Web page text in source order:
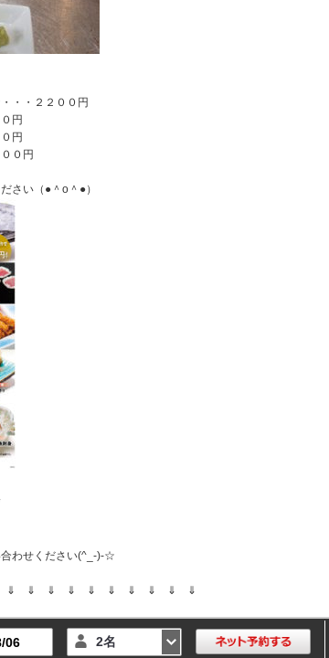
・・２２００円
円
円
０円
さい（●＾o＾●）
わせください(^_-)-☆
⇓ ⇓ ⇓ ⇓ ⇓ ⇓ ⇓ ⇓ ⇓
2名